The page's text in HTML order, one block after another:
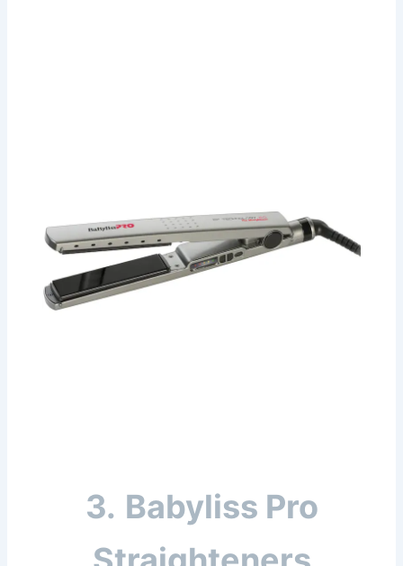
3. Babyliss Pro